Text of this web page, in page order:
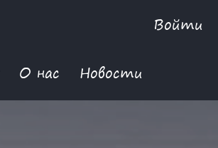
Войти
О нас Новости